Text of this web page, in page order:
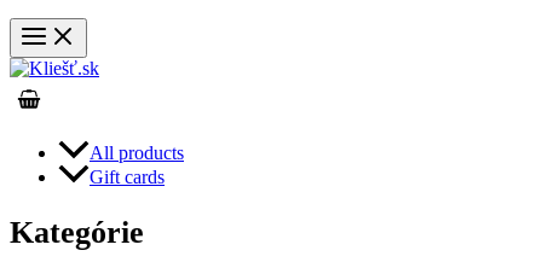
All products
Gift cards
Kategórie